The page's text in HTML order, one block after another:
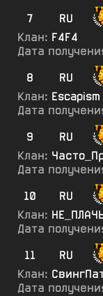
7
RU
Клан: F4F4
Дата
8
RU
Клан: Escapism
Дата
9
RU
Клан:
Дата
10
RU
Клан:
Дата
11
RU
Клан:
Дата